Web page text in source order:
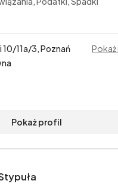
11a/3, Poznań
Pokaż
Pokaż profil